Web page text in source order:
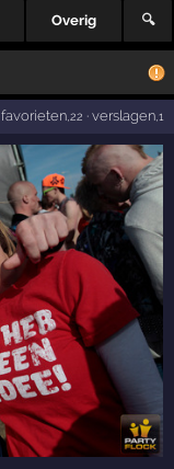
Overig 🔍
favorieten,22 · verslagen,1